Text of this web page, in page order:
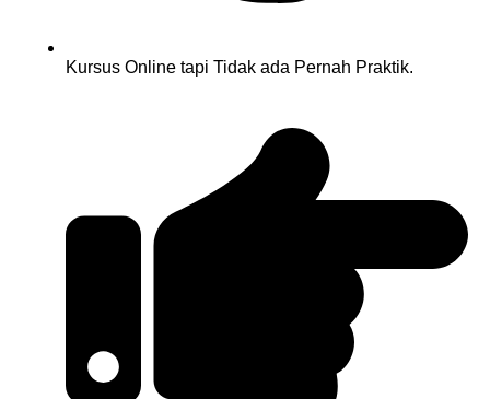
Kursus Online tapi Tidak ada Pernah Praktik.